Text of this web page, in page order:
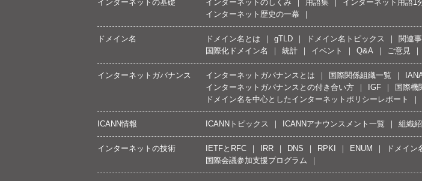
インターネットの基礎 インターネットのしくみ 用語集 インターネット用語1
インターネット歴史の一幕
ドメイン名 ドメイン名とは gTLD ドメイン名トピックス 関連
国際化ドメイン名
統計 イベント Q&A ご意見
インターネットガバナンス インターネットガバナンスとは 国際関係組織一覧
インターネットガバナンスとの付き合い方
IGF 国際機
ドメイン名を中心としたインターネットポリシーレポート
ICANN情報 ICANNトピックス ICANNアナウンスメント一覧 組織
インターネットの技術 IETFとRFC IRR DNS RPKI ENUM ドメイン
国際会議参加支援プログラム